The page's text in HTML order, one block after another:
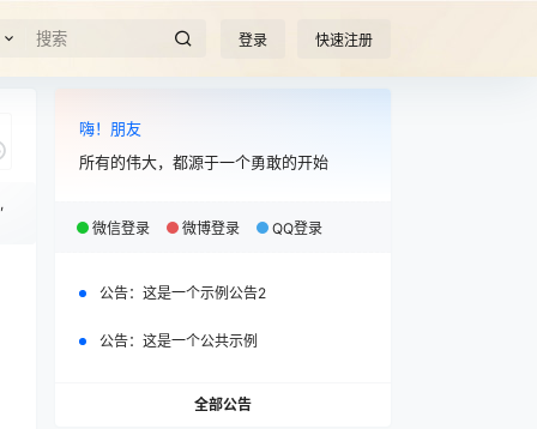
登录 快速注册
嗨！朋友
所有的伟大，都源于一个勇敢的开始
微信登录 微博登录 QQ登录
公告： 这是一个示例公告2
公告： 这是一个公共示例
全部公告